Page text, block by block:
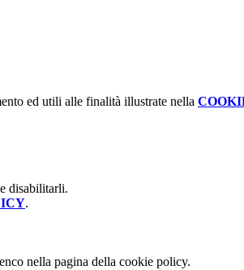
ed utili alle finalità illustrate nella
disabilitarli.
.
nella pagina della cookie policy.